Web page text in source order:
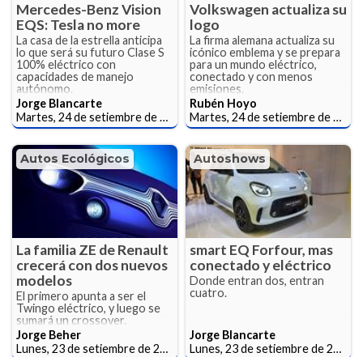
Mercedes-Benz Vision
EQS: Tesla no more
La casa de la estrella anticipa
lo que será su futuro Clase S
100% eléctrico con
capacidades de manejo
autónomo.
Jorge Blancarte
Martes, 24 de setiembre de 2019
Volkswagen actualiza su
logo
La firma alemana actualiza su
icónico emblema y se prepara
para un mundo eléctrico,
conectado y con menos
emisiones.
Rubén Hoyo
Martes, 24 de setiembre de 2019
Autos Ecológicos
La familia ZE de Renault
crecerá con dos nuevos
modelos
El primero apunta a ser el
Twingo eléctrico, y luego se
sumará un crossover.
Jorge Beher
Lunes, 23 de setiembre de 2019
Autoshows
smart EQ Forfour, mas
conectado y eléctrico
Donde entran dos, entran
cuatro.
Jorge Blancarte
Lunes, 23 de setiembre de 2019